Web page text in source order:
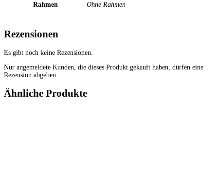
Rahmen Ohne Rahmen
Rezensionen
Es gibt noch keine Rezensionen.
Nur angemeldete Kunden, die dieses Produkt gekauft haben, dürfen eine
Rezension abgeben.
Ähnliche Produkte